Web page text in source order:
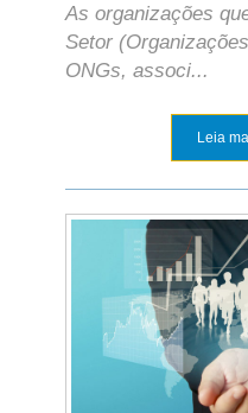
As organizações
Setor
ONGs, associ...
Leia